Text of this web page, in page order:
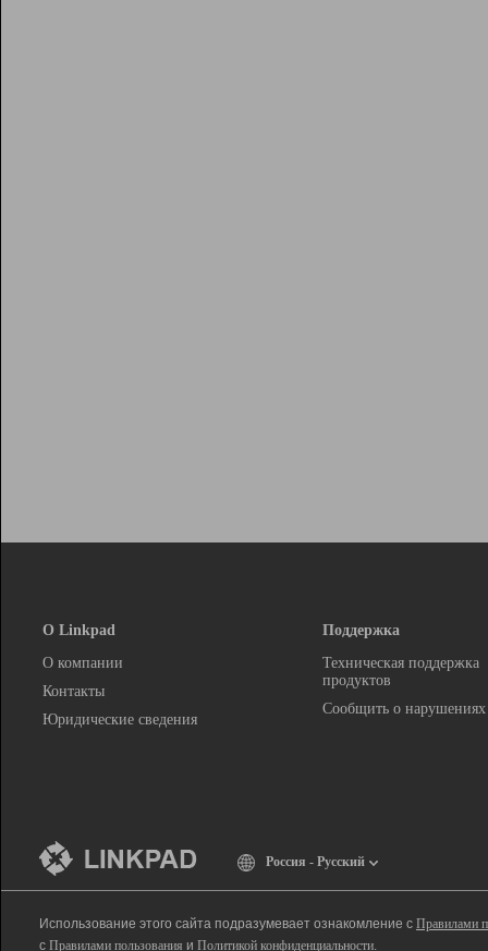
О Linkpad
О компании
Контакты
Юридические сведения
Поддержка
Техническая поддержка
продуктов
Сообщить о нарушениях
Россия - Русский
Использование этого сайта подразумевает ознакомление с Правилами
с Правилами пользования и Политикой конфиденциальности.